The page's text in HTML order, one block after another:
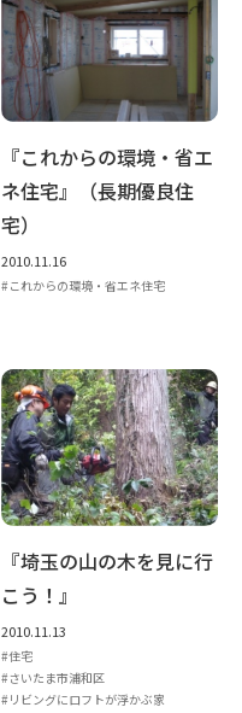
『これからの環境・省エ
ネ住宅』（長期優良住
宅）
2010.11.16
これからの環境・省エネ住宅
『埼玉の山の木を見に行
こう！』
2010.11.13
住宅
さいたま市浦和区
リビングにロフトが浮かぶ家